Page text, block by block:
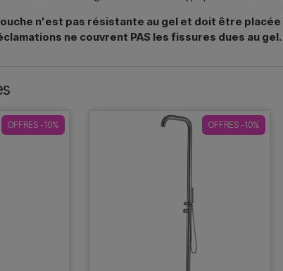
douche n'est pas résistante au gel et doit être
ne couvrent PAS les fissures dues au gel.
OFFRES -10% OFFRES -10%